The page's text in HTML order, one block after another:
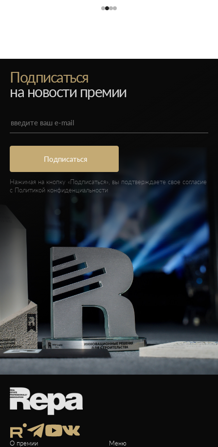
Подписаться
на новости премии
Нажимая на кнопку «Подписаться», вы подтверждаете свое согласие
с Политикой конфиденциальности
О премии Меню